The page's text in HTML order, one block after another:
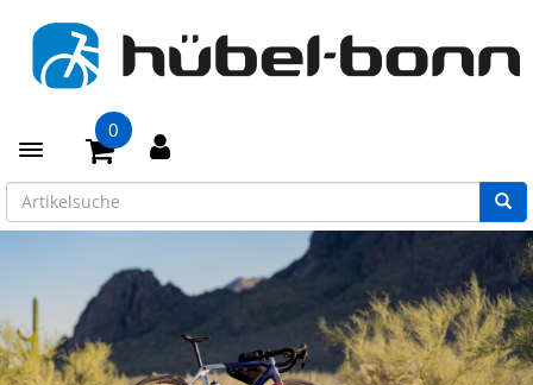
Toggle navigation
0